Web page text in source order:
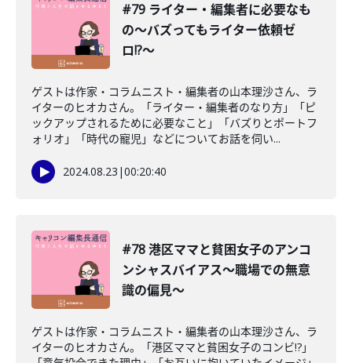
#79 ライター・編集者に必要なも
の〜バズってもライター依頼ゼ
ロ!?〜
ゲストは作家・コラムニスト・編集者の山本理沙さん、ラ
イターのヒオカさん。「ライター・編集者のなり方」「ピ
ックアップされるために必要なこと」「バズりとポートフ
ォリオ」「時代の寵児」などについてお話を伺い...
2024.08.23 |00:20:40
#78 港区ママと貧困女子のアンコ
ンシャスバイアス〜職場での無意
識の偏見〜
ゲストは作家・コラムニスト・編集者の山本理沙さん、ラ
イターのヒオカさん。「港区ママと貧困女子のコンビ!?」